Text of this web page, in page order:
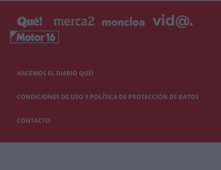
HACEMOS EL DIARIO QUÉ!
CONDICIONES DE USO Y POLÍTICA DE PROTECCIÓN DE DATOS
CONTACTO